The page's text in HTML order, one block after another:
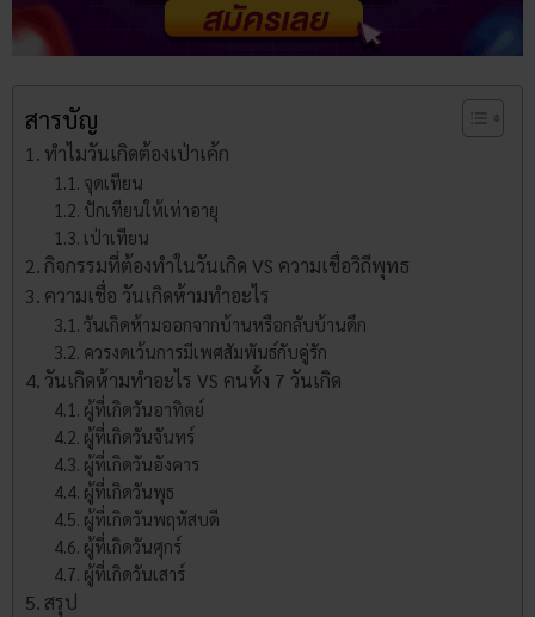
สารบัญ
ทําไมวันเกิดต้องเป่าเค้ก
จุดเทียน
ปักเทียนให้เท่าอายุ
เป่าเทียน
กิจกรรมที่ต้องทำในวันเกิด VS ความเชื่อวิถีพุทธ
ความเชื่อ วันเกิดห้ามทำอะไร
วันเกิดห้ามออกจากบ้านหรือกลับบ้านดึก
ควรงดเว้นการมีเพศสัมพันธ์กับคู่รัก
วันเกิดห้ามทำอะไร VS คนทั้ง 7 วันเกิด
ผู้ที่เกิดวันอาทิตย์
ผู้ที่เกิดวันจันทร์
ผู้ที่เกิดวันอังคาร
ผู้ที่เกิดวันพุธ
ผู้ที่เกิดวันพฤหัสบดี
ผู้ที่เกิดวันศุกร์
ผู้ที่เกิดวันเสาร์
สรุป